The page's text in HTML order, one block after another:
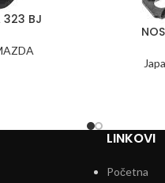
323 BJ
DODAJ U
LINKOVI
Početna